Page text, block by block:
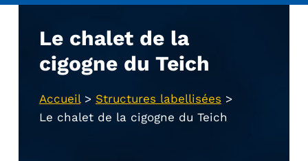
Le chalet de la
cigogne du Teich
Accueil> Structures labellisées >
Le chalet de la cigogne du Teich